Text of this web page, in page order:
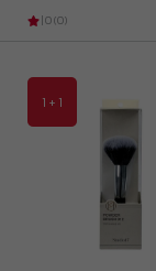
|0(0)
1 + 1